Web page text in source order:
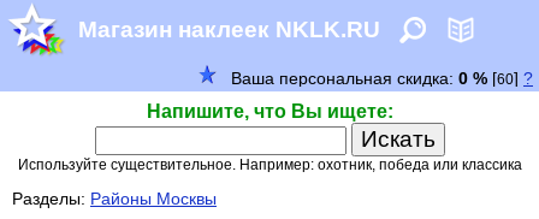
Магазин наклеек NKLK.RU
Напишите, что Вы ищете:
Используйте существительное. Например: охотник, победа или классика
Разделы: Районы Москвы